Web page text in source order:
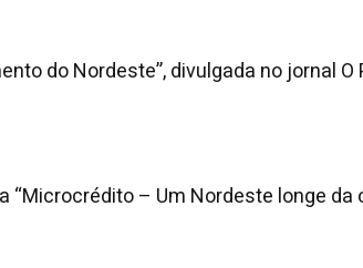
do Nordeste”, divulgada no jornal O
– Um Nordeste longe da